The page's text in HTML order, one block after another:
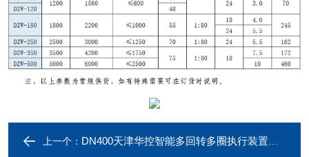
上一个： DN400天津华控智能多回转多圈执行装置电动闸阀